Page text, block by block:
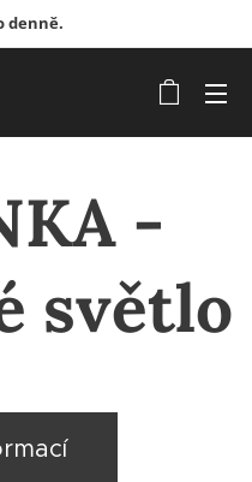
denně.
-
světlo